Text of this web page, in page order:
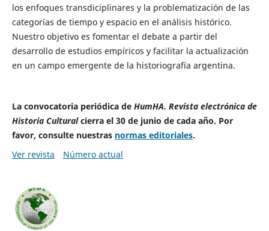
los enfoques transdiciplinares y la problematización de las
categorías de tiempo y espacio en el análisis histórico.
Nuestro objetivo es fomentar el debate a partir del
desarrollo de estudios empíricos y facilitar la actualización
en un campo emergente de la historiografía argentina.
La convocatoria periódica de HumHA. Revista electrónica de
Historia Culturalcierra el 30 de junio de cada año. Por
favor, consulte nuestras normas editoriales.
Ver revista
Número actual